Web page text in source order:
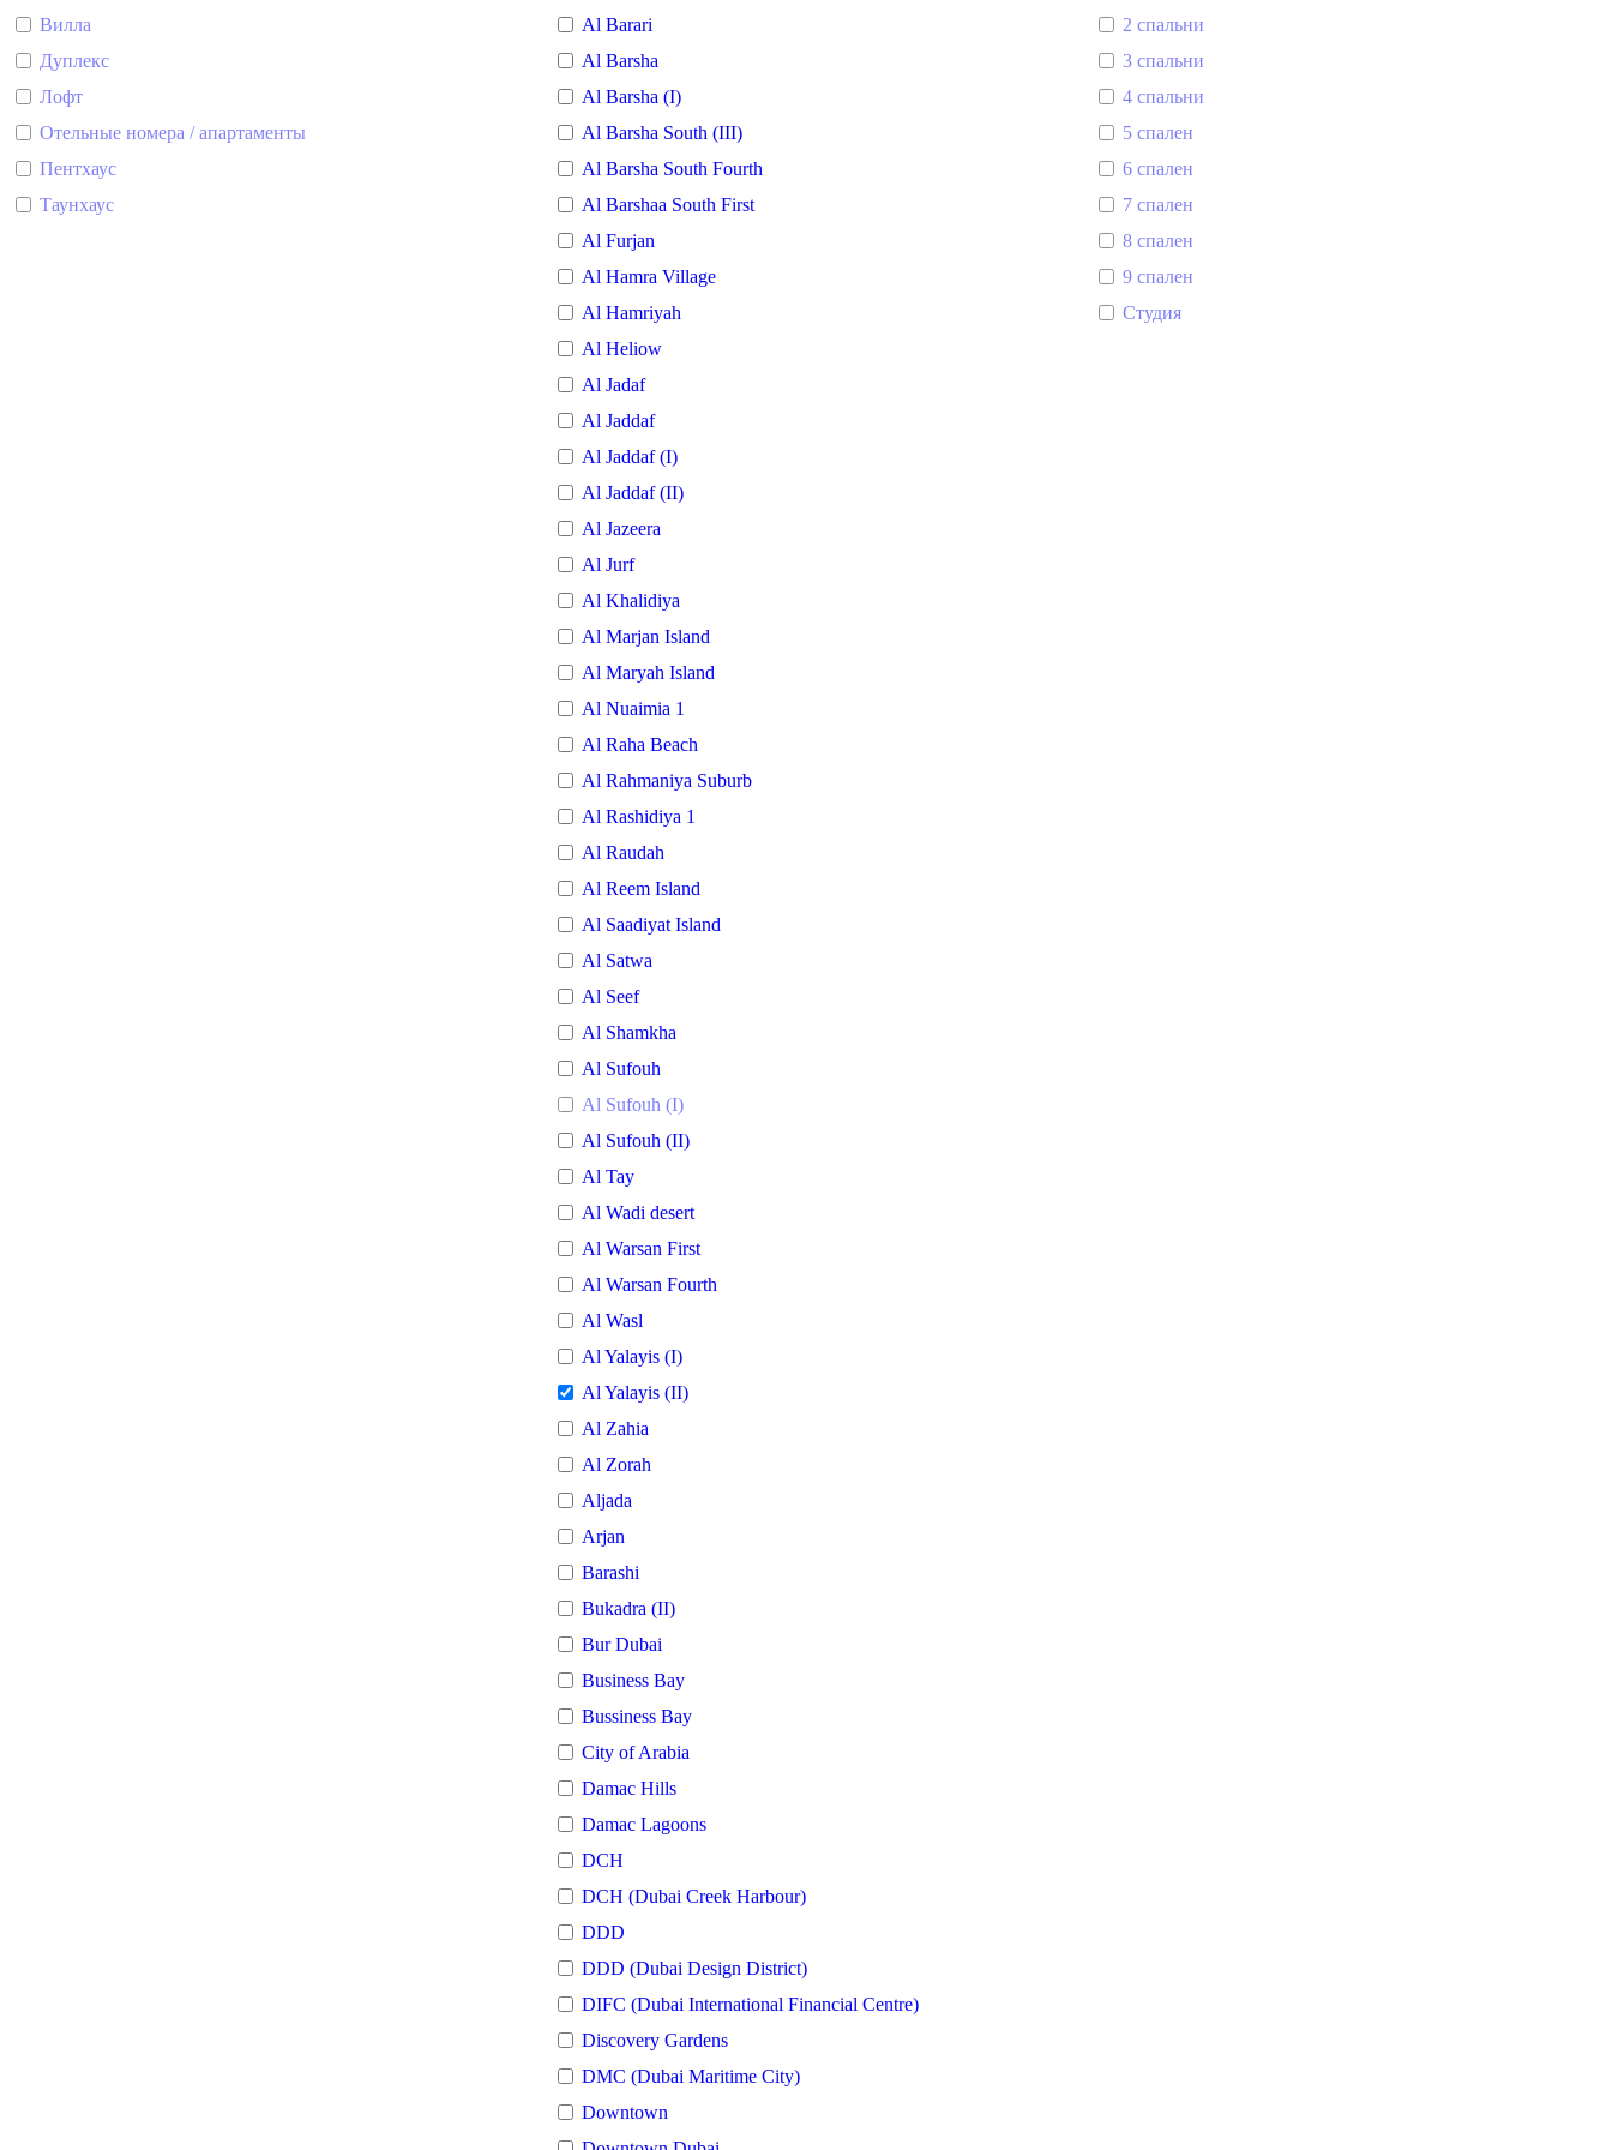
Вилла
Дуплекс
Лофт
Отельные номера / апартаменты
Пентхаус
Таунхаус
Al Barari
Al Barsha
Al Barsha (I)
Al Barsha South (III)
Al Barsha South Fourth
Al Barshaa South First
Al Furjan
Al Hamra Village
Al Hamriyah
Al Heliow
Al Jadaf
Al Jaddaf
Al Jaddaf (I)
Al Jaddaf (II)
Al Jazeera
Al Jurf
Al Khalidiya
Al Marjan Island
Al Maryah Island
Al Nuaimia 1
Al Raha Beach
Al Rahmaniya Suburb
Al Rashidiya 1
Al Raudah
Al Reem Island
Al Saadiyat Island
Al Satwa
Al Seef
Al Shamkha
Al Sufouh
Al Sufouh (I)
Al Sufouh (II)
Al Tay
Al Wadi desert
Al Warsan First
Al Warsan Fourth
Al Wasl
Al Yalayis (I)
Al Yalayis (II)
Al Zahia
Al Zorah
Aljada
Arjan
Barashi
Bukadra (II)
Bur Dubai
Business Bay
Bussiness Bay
City of Arabia
Damac Hills
Damac Lagoons
DCH
DCH (Dubai Creek Harbour)
DDD
DDD (Dubai Design District)
DIFC (Dubai International Financial Centre)
Discovery Gardens
DMC (Dubai Maritime City)
Downtown
2 спальни
3 спальни
4 спальни
5 спален
6 спален
7 спален
8 спален
9 спален
Студия